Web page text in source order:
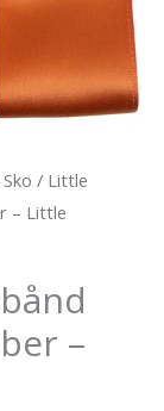
/ Little
– Little
–